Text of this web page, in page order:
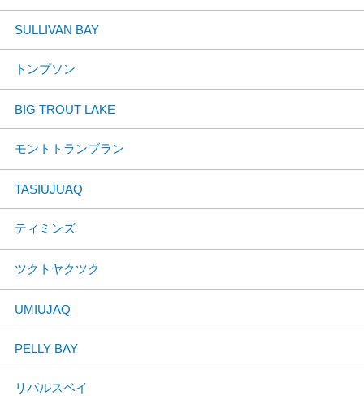
SULLIVAN BAY
トンプソン
BIG TROUT LAKE
モントトランブラン
TASIUJUAQ
ティミンズ
ツクトヤクツク
UMIUJAQ
PELLY BAY
リパルスベイ